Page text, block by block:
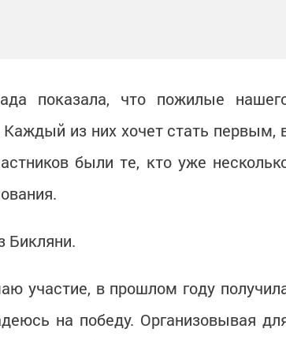
показала, что пожилые
из них хочет стать первым,
были те, кто уже
Бикляни.
участие, в прошлом году
на победу. Организовывая